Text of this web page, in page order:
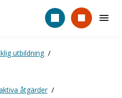
utbildning
åtgärder